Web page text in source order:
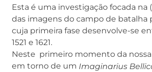
Esta é uma investigação focada na
das imagens do campo de batalha
cuja primeira fase desenvolve-se
1521 e 1621.
Neste primeiro momento da
em torno de um Imaginarius